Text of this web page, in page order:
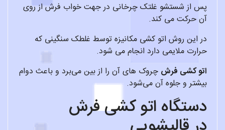
پس از شستشو غلتک چرخانی در جهت خواب فرش از روی
آن حرکت می کند.
در این روش اتو کشی مکانیزه توسط غلطک سنگینی که
حرارت ملایمی دارد انجام می شود.
اتو کشی فرش چروک های آن را از بین می‌برد و باعث دوام
بیشتر و جلوه آن می‌شود.
دستگاه اتو کشی فرش